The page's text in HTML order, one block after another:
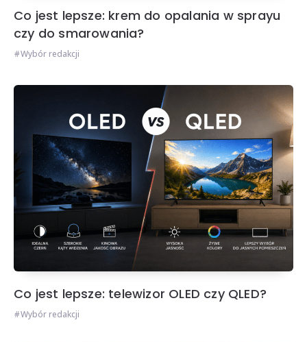
Co jest lepsze: krem do opalania w sprayu
czy do smarowania?
Wybór redakcji
Co jest lepsze: telewizor OLED czy QLED?
Wybór redakcji